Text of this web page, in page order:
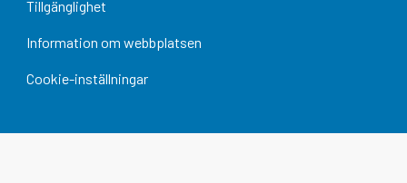
Tillgänglighet
Information om webbplatsen
Cookie-inställningar